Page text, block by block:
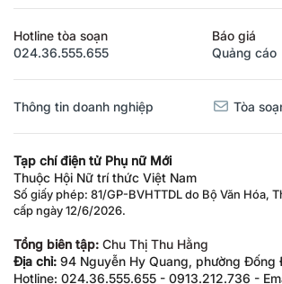
Hotline tòa soạn
024.36.555.655
Báo giá
Quảng cáo
Thông tin doanh nghiệp Tòa
Tạp chí điện tử Phụ nữ Mới
Thuộc Hội Nữ trí thức Việt Nam
Số giấy phép: 81/GP-BVHTTDL do Bộ Văn Hóa,
cấp ngày 12/6/2026.
Tổng biên tập: Chu Thị Thu Hằng
Địa chỉ: 94 Nguyễn Hy Quang, phường Đống